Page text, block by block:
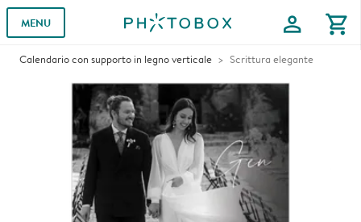
MENU profile shopping_cart
Calendario con supporto in legno verticale Scrittura elegante